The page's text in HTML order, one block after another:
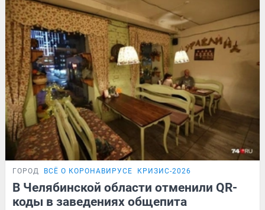
ГОРОД ВСЁ О КОРОНАВИРУСЕ КРИЗИС-2026
В Челябинской области отменили QR-
коды в заведениях общепита